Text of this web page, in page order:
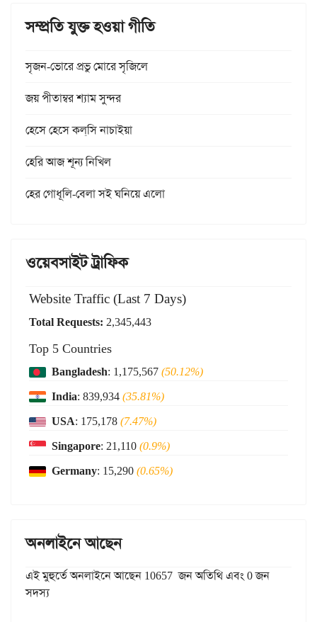
সম্প্রতি যুক্ত হওয়া গীতি
সৃজন-ভোরে প্রভু মোরে সৃজিলে
জয় পীতাম্বর শ্যাম সুন্দর
হেসে হেসে কল্‌সি নাচাইয়া
হেরি আজ শূন্য নিখিল
হের গোধূলি-বেলা সই ঘনিয়ে এলো
ওয়েবসাইট ট্রাফিক
Website Traffic (Last 7 Days)
Total Requests: 2,345,443
Top 5 Countries
Bangladesh: 1,175,567(50.12%)
India: 839,934(35.81%)
USA: 175,178(7.47%)
Singapore: 21,110(0.9%)
Germany: 15,290(0.65%)
অনলাইনে আছেন
এই মুহুর্তে অনলাইনে আছেন 10657 জন অতিথি এবং 0 জন
সদস্য